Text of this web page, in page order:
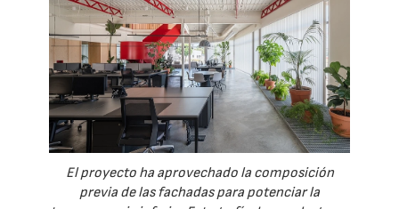
El proyecto ha aprovechado la composición
previa de las fachadas para potenciar la